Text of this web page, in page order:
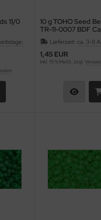
11/0
10 g TOHO Seed
TR-11-0007 BDF
Blue/Teal Frosted
Lieferzeit: ca. 3-8
1,45 EUR
inkl. 19 % MwSt. zzgl.